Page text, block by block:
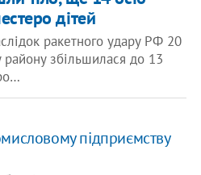
дітей
ракетного удару РФ 20
збільшилася до 13
підприємству